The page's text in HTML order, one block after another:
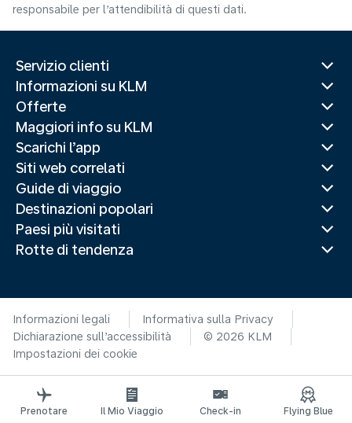
responsabile per l’attendibilità di questi dati.
Servizio clienti
Informazioni su KLM
Offerte
Maggiori info su KLM
Scarichi l’app
Siti web correlati
Guide di viaggio
Destinazioni popolari
Paesi più visitati
Rotte di tendenza
Informazioni legali
Informativa sulla Privacy
Dichiarazione sull’accessibilità
© 2026 KLM
Impostazioni dei cookie
Prenotare Il Mio Viaggio Check-in Flying Blue